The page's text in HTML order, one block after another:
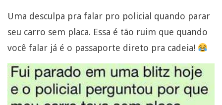
Uma desculpa pra falar pro policial quando parar
seu carro sem placa. Essa é tão ruim que quando
você falar já é o passaporte direto pra cadeia!